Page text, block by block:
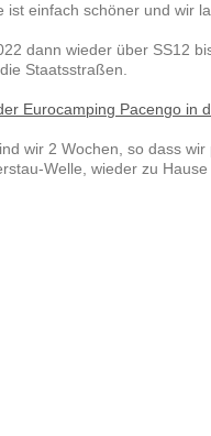
ist einfach schöner und wir
dann wieder über SS12
Staatsstraßen.
Eurocamping Pacengo in
wir 2 Wochen, so dass
Welle, wieder zu Hause